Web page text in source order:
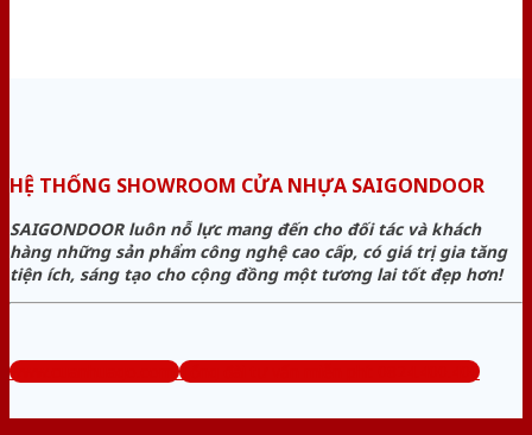
HỆ THỐNG SHOWROOM CỬA NHỰA SAIGONDOOR
SAIGONDOOR luôn nỗ lực mang đến cho đối tác và khách
hàng những sản phẩm công nghệ cao cấp, có giá trị gia tăng
tiện ích, sáng tạo cho cộng đồng một tương lai tốt đẹp hơn!
www.cuanhuago.com Tổng đài tư vấn miễn phí: 0824.400.400